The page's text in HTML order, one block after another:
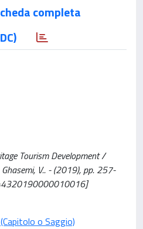
completa
Tourism Development /
Ghasemi, V.. - (2019), pp. 257-
o Saggio)